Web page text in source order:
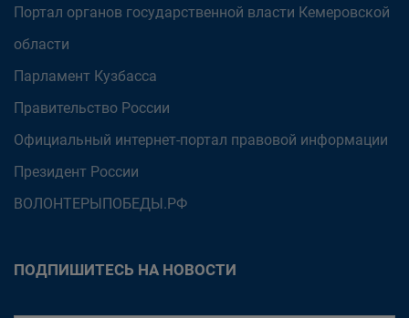
Портал органов государственной власти Кемеровской
области
Парламент Кузбасса
Правительство России
Официальный интернет-портал правовой информации
Президент России
ВОЛОНТЕРЫПОБЕДЫ.РФ
ПОДПИШИТЕСЬ НА НОВОСТИ